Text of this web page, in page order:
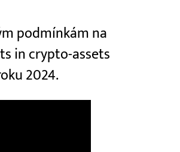
podmínkám na
in crypto-assets
2024.